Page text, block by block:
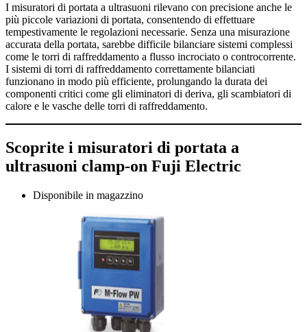
I misuratori di portata a ultrasuoni rilevano con precisione anche le
più piccole variazioni di portata, consentendo di effettuare
tempestivamente le regolazioni necessarie. Senza una misurazione
accurata della portata, sarebbe difficile bilanciare sistemi complessi
come le torri di raffreddamento a flusso incrociato o controcorrente.
I sistemi di torri di raffreddamento correttamente bilanciati
funzionano in modo più efficiente, prolungando la durata dei
componenti critici come gli eliminatori di deriva, gli scambiatori di
calore e le vasche delle torri di raffreddamento.
Scoprite i misuratori di portata a
ultrasuoni clamp-on Fuji Electric
Disponibile in magazzino